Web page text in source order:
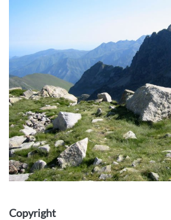
Copyright